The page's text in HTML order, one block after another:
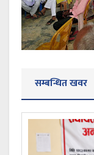
सम्बन्धित खवर